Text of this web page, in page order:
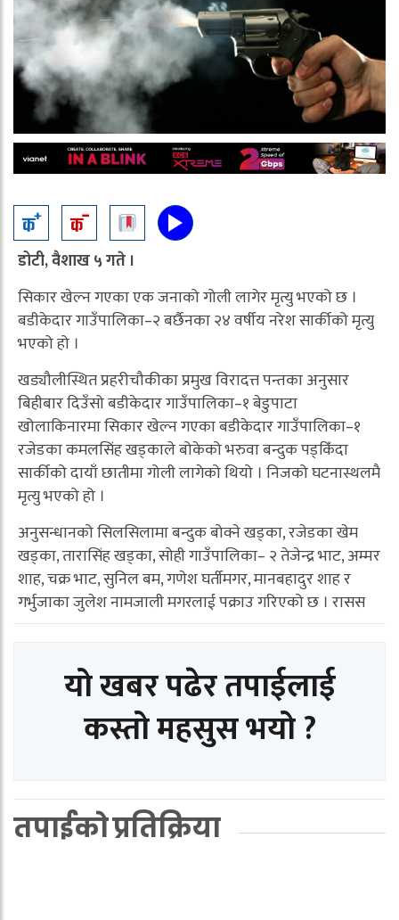
डोटी, वैशाख ५ गते ।
सिकार खेल्न गएका एक जनाको गोली लागेर मृत्यु भएको छ ।
बडीकेदार गाउँपालिका–२ बर्छैनका २४ वर्षीय नरेश सार्कीको मृत्यु
भएको हो ।
खड्यौलीस्थित प्रहरीचौकीका प्रमुख विरादत्त पन्तका अनुसार
बिहीबार दिउँसो बडीकेदार गाउँपालिका–१ बेडुपाटा
खोलाकिनारमा सिकार खेल्न गएका बडीकेदार गाउँपालिका–१
रजेडका कमलसिंह खड्काले बोकेको भरुवा बन्दुक पड्किँदा
सार्कीको दायाँ छातीमा गोली लागेको थियो । निजको घटनास्थलमै
मृत्यु भएको हो ।
अनुसन्धानको सिलसिलामा बन्दुक बोक्ने खड्का, रजेडका खेम
खड्का, तारासिंह खड्का, सोही गाउँपालिका– २ तेजेन्द्र भाट, अम्मर
शाह, चक्र भाट, सुनिल बम, गणेश घर्तीमगर, मानबहादुर शाह र
गर्भुजाका जुलेश नामजाली मगरलाई पक्राउ गरिएको छ । रासस
यो खबर पढेर तपाईलाई
कस्तो महसुस भयो ?
तपाईको प्रतिक्रिया